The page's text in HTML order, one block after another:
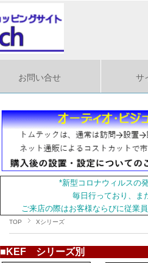
お問い合せ サ
*新型コロナウィルスの
毎日行っており、ま
ご来店の際はお客様ならびに従業
TOP Xシリーズ
■KEF シリーズ別